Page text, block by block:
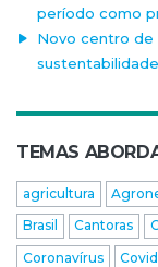
período como
Novo centro de
TEMAS
agricultura
Brasil
Cantoras
Coronavírus